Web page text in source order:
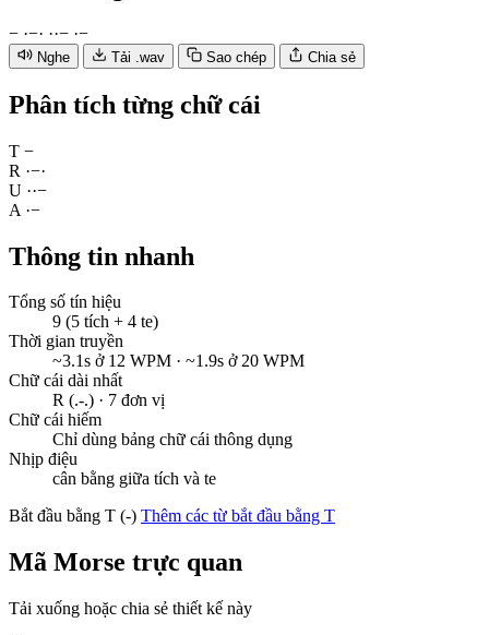
− ·−· ··− ·−
Nghe Tải .wav Sao chép Chia sẻ
Phân tích từng chữ cái
T −
R ·−·
U ··−
A ·−
Thông tin nhanh
Tổng số tín hiệu
9 (5 tích + 4 te)
Thời gian truyền
~3.1s ở 12 WPM · ~1.9s ở 20 WPM
Chữ cái dài nhất
R (.-.) · 7 đơn vị
Chữ cái hiếm
Chỉ dùng bảng chữ cái thông dụng
Nhịp điệu
cân bằng giữa tích và te
Bắt đầu bằng T (-) Thêm các từ bắt đầu bằng T
Mã Morse trực quan
Tải xuống hoặc chia sẻ thiết kế này